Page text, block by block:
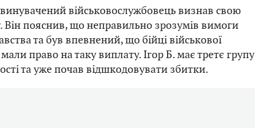
військовослужбовець визнав свою
Він пояснив, що неправильно зрозумів вимоги
та був впевнений, що бійці військової
право на таку виплату. Ігор Б. має третє групу
та уже почав відшкодовувати збитки.